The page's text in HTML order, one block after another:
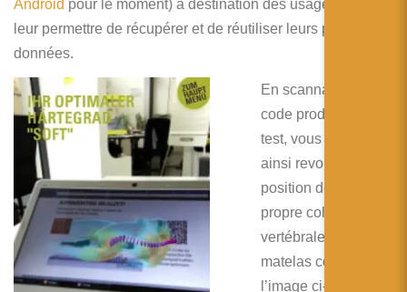
Android pour le moment) à destination des usagers pour
leur permettre de récupérer et de réutiliser leurs propres
données.
En scannant un QR-
code produit lors du
test, vous pouvez
ainsi revoir la
position de votre
propre colonne
vertébrale sur le
matelas comme sur
l’image ci-dessous.